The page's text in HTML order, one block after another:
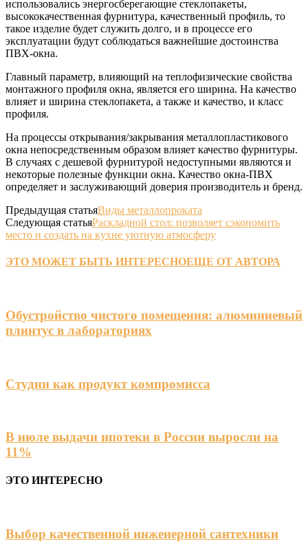
использовались энергосберегающие стеклопакеты,
высококачественная фурнитура, качественный профиль, то
такое изделие будет служить долго, и в процессе его
эксплуатации будут соблюдаться важнейшие достоинства
ПВХ-окна.
Главный параметр, влияющий на теплофизические свойства
монтажного профиля окна, является его ширина. На качество
влияет и ширина стеклопакета, а также и качество, и класс
профиля.
На процессы открывания/закрывания металлопластикового
окна непосредственным образом влияет качество фурнитуры.
В случаях с дешевой фурнитурой недоступными являются и
некоторые полезные функции окна. Качество окна-ПВХ
определяет и заслуживающий доверия производитель и бренд.
Предыдущая статьяВиды металлопроката
Следующая статьяРаскладной стол: позволяет сэкономить
место и создать на кухне уютную атмосферу
ЭТО МОЖЕТ БЫТЬ ИНТЕРЕСНОЕЩЕ ОТ АВТОРА
Обустройство чистого помещения: алюминиевый
плинтус в лабораториях
Студии как продукт компромисса
В июле выдачи ипотеки в России выросли на
11%
ЭТО ИНТЕРЕСНО
Выбор качественной инженерной сантехники